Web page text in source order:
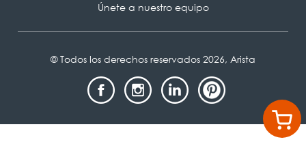
Únete a nuestro equipo
© Todos los derechos reservados 2026, Arista